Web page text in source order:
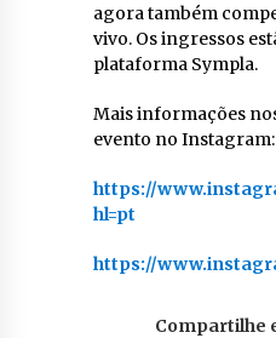
agora também
vivo. Os ingressos
plataforma Sympla.
Mais informações
evento no Instagram:
https://
hl=pt
https://
Compartilhe